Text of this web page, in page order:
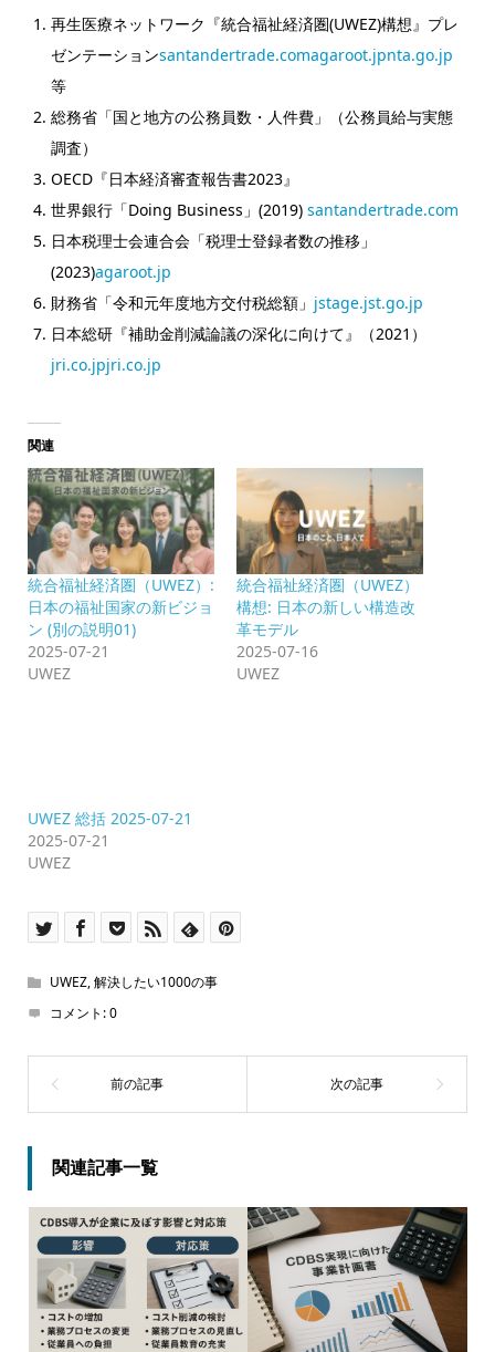
再生医療ネットワーク『統合福祉経済圏(UWEZ)構想』プレ
ゼンテーションsantandertrade.comagaroot.jpnta.go.jp
等
総務省「国と地方の公務員数・人件費」（公務員給与実態
調査）
OECD『日本経済審査報告書2023』
世界銀行「Doing Business」(2019) santandertrade.com
日本税理士会連合会「税理士登録者数の推移」
(2023)agaroot.jp
財務省「令和元年度地方交付税総額」 jstage.jst.go.jp
日本総研『補助金削減論議の深化に向けて』（2021）
jri.co.jpjri.co.jp
関連
統合福祉経済圏（UWEZ）:
日本の福祉国家の新ビジョ
ン (別の説明01)
2025-07-21
UWEZ
統合福祉経済圏（UWEZ）
構想: 日本の新しい構造改
革モデル
2025-07-16
UWEZ
UWEZ 総括 2025-07-21
2025-07-21
UWEZ
UWEZ,解決したい1000の事
コメント:0
関連記事一覧